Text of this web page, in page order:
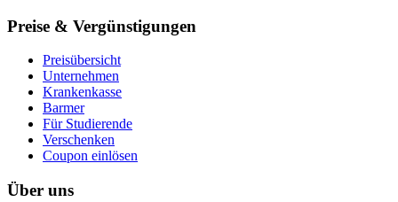
Preise & Vergünstigungen
Preisübersicht
Unternehmen
Krankenkasse
Barmer
Für Studierende
Ver­schen­ken
Coupon einlösen
Über uns